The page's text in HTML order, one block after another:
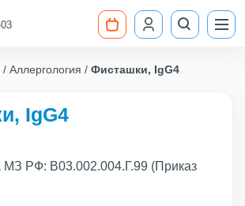
Аллергология Фисташки, IgG4
IgG4
МЗ РФ: B03.002.004.Г.99 (Приказ